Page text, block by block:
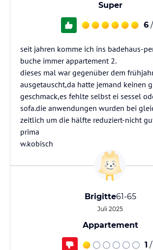
Super
6
seit jahren komme ich ins badehaus-
buche immer appartement 2.
dieses mal war gegenüber dem
ausgetauscht,da hatte jemand keinen
geschmack,es fehlte selbst ei sessel
sofa.die anwendungen wurden bei
zeitlich um die hälfte reduziert-nicht
prima
w.kobisch
Brigitte61-65
Juli 2025
Appartement
1